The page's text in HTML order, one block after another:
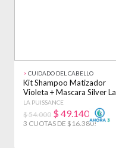
> CUIDADO DEL CABELLO
Kit Shampoo Matizador
Violeta + Mascara Silver La
Puissance
LA PUISSANCE
$ 54.000 $ 49.140
3 CUOTAS DE $16.380!